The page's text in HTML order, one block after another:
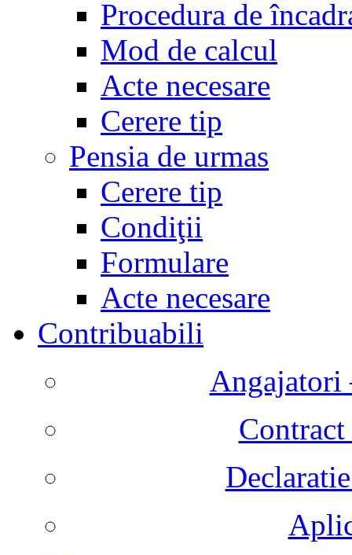
Procedura de
Mod de calcul
Acte necesare
Cerere tip
Pensia de urmas
Cerere tip
Condiţii
Formulare
Acte necesare
Contribuabili
Angajatori
Contract